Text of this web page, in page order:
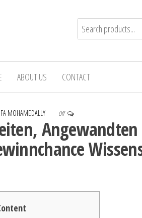
ABOUT US CONTACT
MOHAMEDALLY Off